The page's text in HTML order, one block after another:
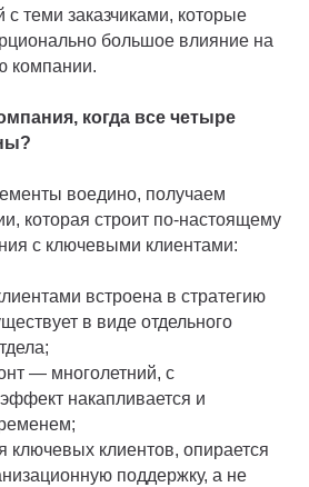
с теми заказчиками, которые
большое влияние на
компании.
когда все четыре
воедино, получаем
которая строит по-настоящему
с ключевыми клиентами:
встроена в стратегию
в виде отдельного
— многолетний, с
накапливается и
ключевых клиентов, опирается
поддержку, а не